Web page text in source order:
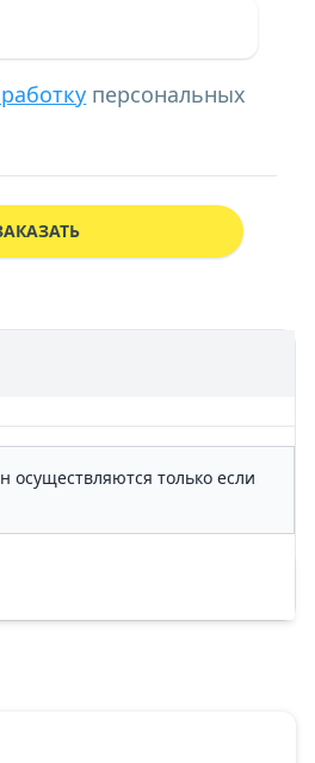
персональных
осуществляются только если